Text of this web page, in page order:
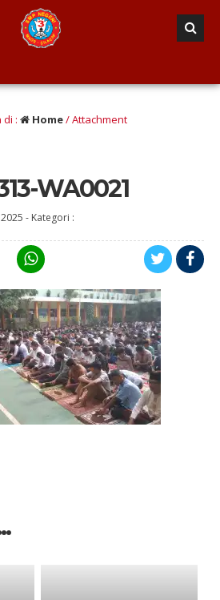
di : Home/ Attachment
WA0021
- Kategori :